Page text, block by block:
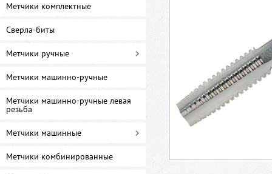
Метчики комплектные
Сверла-биты
Метчики ручные
Метчики машинно-ручные
Метчики машинно-ручные левая
резьба
Метчики машинные
Метчики комбинированные